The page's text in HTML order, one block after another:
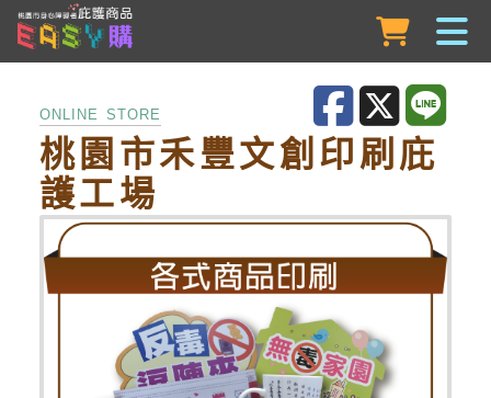
跳到主要內容
ONLINE STORE
桃園市禾豐文創印刷庇
護工場